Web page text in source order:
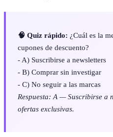
🧠 Quiz rápido: ¿Cuál es la
cupones de descuento?
- A) Suscribirse a newsletters
- B) Comprar sin investigar
- C) No seguir a las marcas
Respuesta: A — Suscribirse a
ofertas exclusivas.